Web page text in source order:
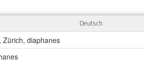
Deutsch
, Zürich, diaphanes